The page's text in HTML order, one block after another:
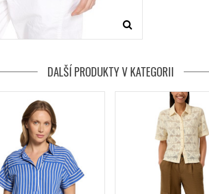
DALŠÍ PRODUKTY V KATEGORII